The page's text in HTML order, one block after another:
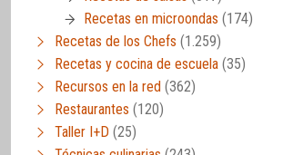
Recetas en microondas (174)
Recetas de los Chefs (1.259)
Recetas y cocina de escuela (35)
Recursos en la red (362)
Restaurantes (120)
Taller I+D (25)